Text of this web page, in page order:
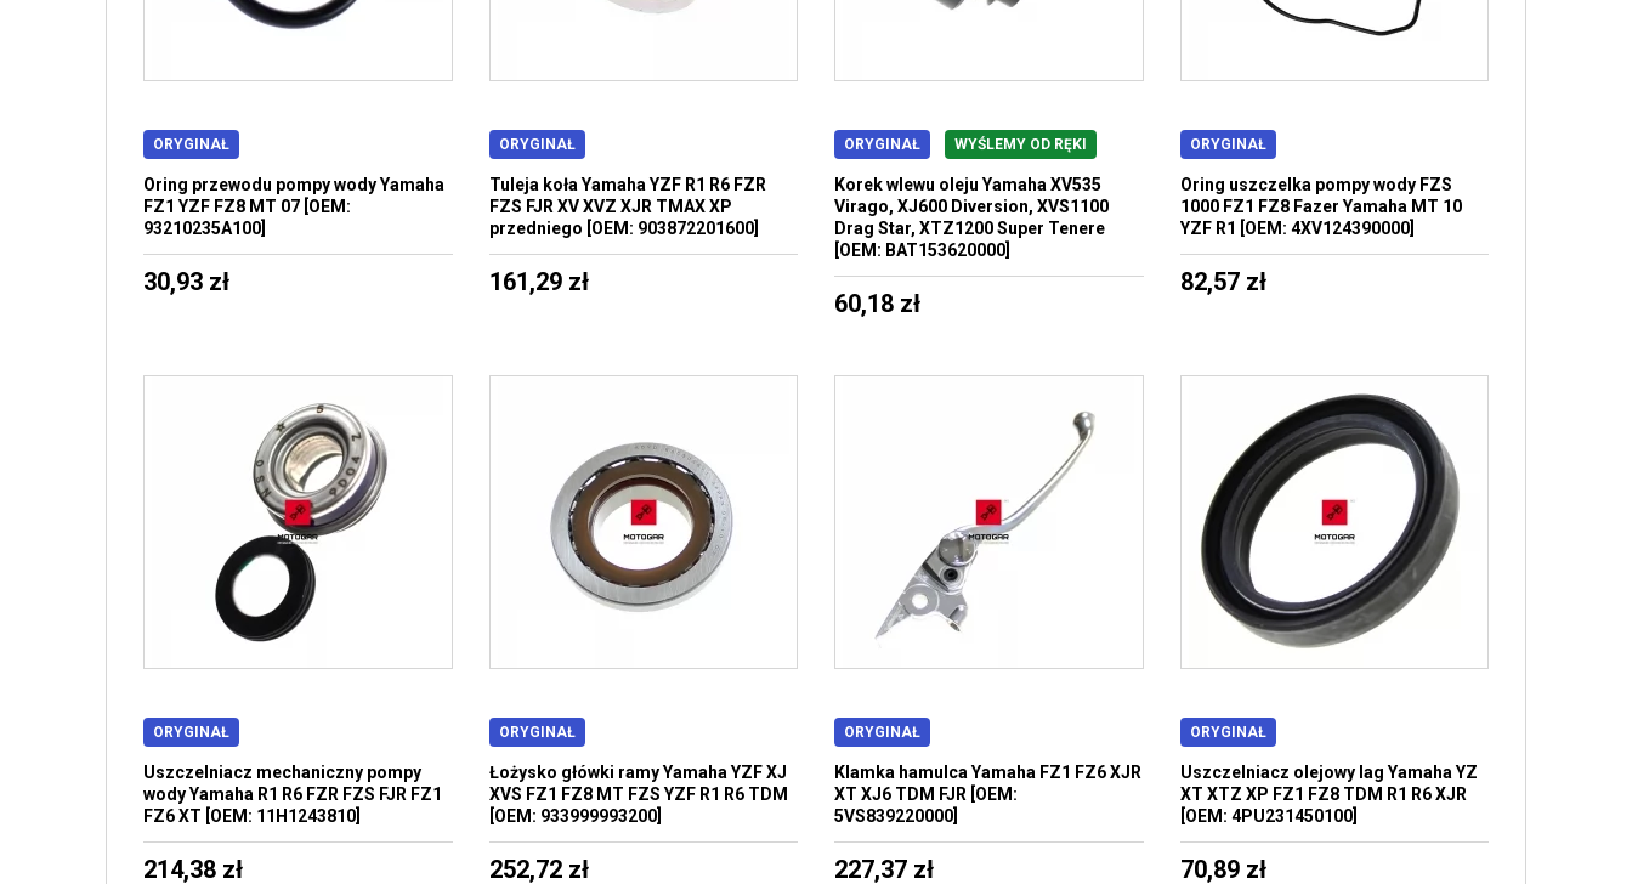
ORYGINAŁ
Oring przewodu pompy wody Yamaha
FZ1 YZF FZ8 MT 07 [OEM:
93210235A100]
30,93 zł
ORYGINAŁ
Tuleja koła Yamaha YZF R1 R6 FZR
FZS FJR XV XVZ XJR TMAX XP
przedniego [OEM: 903872201600]
161,29 zł
ORYGINAŁ WYŚLEMY OD RĘKI
Korek wlewu oleju Yamaha XV535
Virago, XJ600 Diversion, XVS1100
Drag Star, XTZ1200 Super Tenere
[OEM: BAT153620000]
60,18 zł
ORYGINAŁ
Oring uszczelka pompy wody FZS
1000 FZ1 FZ8 Fazer Yamaha MT 10
YZF R1 [OEM: 4XV124390000]
82,57 zł
ORYGINAŁ
Uszczelniacz mechaniczny pompy
wody Yamaha R1 R6 FZR FZS FJR FZ1
FZ6 XT [OEM: 11H1243810]
214,38 zł
ORYGINAŁ
Łożysko główki ramy Yamaha YZF XJ
XVS FZ1 FZ8 MT FZS YZF R1 R6 TDM
[OEM: 933999993200]
252,72 zł
ORYGINAŁ
Klamka hamulca Yamaha FZ1 FZ6 XJR
XT XJ6 TDM FJR [OEM:
5VS839220000]
227,37 zł
ORYGINAŁ
Uszczelniacz olejowy lag Yamaha YZ
XT XTZ XP FZ1 FZ8 TDM R1 R6 XJR
[OEM: 4PU231450100]
70,89 zł